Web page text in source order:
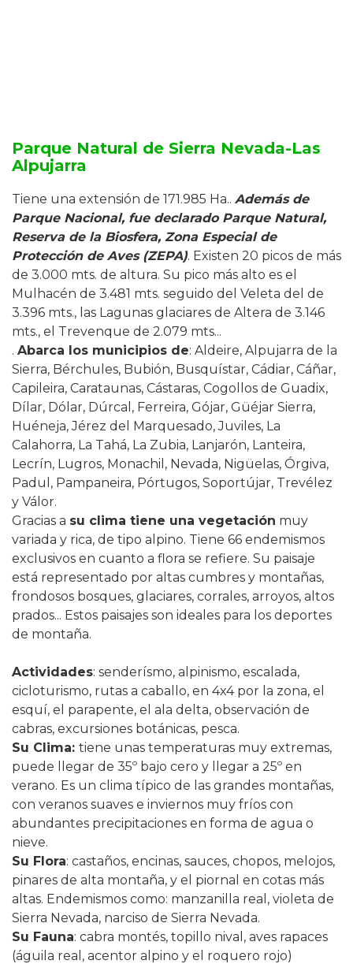
Parque Natural de Sierra Nevada-Las
Alpujarra
Tiene una extensión de 171.985 Ha.. Además de
Parque Nacional, fue declarado Parque Natural,
Reserva de la Biosfera, Zona Especial de
Protección de Aves (ZEPA). Existen 20 picos de más
de 3.000 mts. de altura. Su pico más alto es el
Mulhacén de 3.481 mts. seguido del Veleta del de
3.396 mts., las Lagunas glaciares de Altera de 3.146
mts., el Trevenque de 2.079 mts...
. Abarca los municipios de: Aldeire, Alpujarra de la
Sierra, Bérchules, Bubión, Busquístar, Cádiar, Cáñar,
Capileira, Carataunas, Cástaras, Cogollos de Guadix,
Dílar, Dólar, Dúrcal, Ferreira, Gójar, Güéjar Sierra,
Huéneja, Jérez del Marquesado, Juviles, La
Calahorra, La Tahá, La Zubia, Lanjarón, Lanteira,
Lecrín, Lugros, Monachil, Nevada, Nigüelas, Órgiva,
Padul, Pampaneira, Pórtugos, Soportújar, Trevélez
y Válor.
Gracias a su clima tiene una vegetación muy
variada y rica, de tipo alpino. Tiene 66 endemismos
exclusivos en cuanto a flora se refiere. Su paisaje
está representado por altas cumbres y montañas,
frondosos bosques, glaciares, corrales, arroyos, altos
prados... Estos paisajes son ideales para los deportes
de montaña.
Actividades: senderísmo, alpinismo, escalada,
cicloturismo, rutas a caballo, en 4x4 por la zona, el
esquí, el parapente, el ala delta, observación de
cabras, excursiones botánicas, pesca.
Su Clima: tiene unas temperaturas muy extremas,
puede llegar de 35º bajo cero y llegar a 25º en
verano. Es un clima típico de las grandes montañas,
con veranos suaves e inviernos muy fríos con
abundantes precipitaciones en forma de agua o
nieve.
Su Flora: castaños, encinas, sauces, chopos, melojos,
pinares de alta montaña, y el piornal en cotas más
altas. Endemismos como: manzanilla real, violeta de
Sierra Nevada, narciso de Sierra Nevada.
Su Fauna: cabra montés, topillo nival, aves rapaces
(águila real, acentor alpino y el roquero rojo)